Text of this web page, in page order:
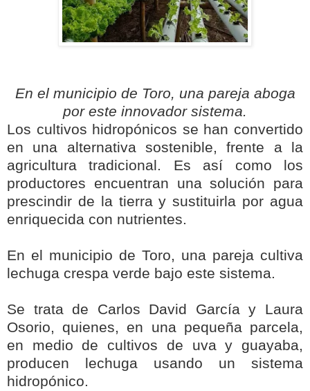
En el municipio de Toro, una pareja aboga
por este innovador sistema.
Los cultivos hidropónicos se han convertido
en una alternativa sostenible, frente a la
agricultura tradicional. Es así como los
productores encuentran una solución para
prescindir de la tierra y sustituirla por agua
enriquecida con nutrientes.
En el municipio de Toro, una pareja cultiva
lechuga crespa verde bajo este sistema.
Se trata de Carlos David García y Laura
Osorio, quienes, en una pequeña parcela,
en medio de cultivos de uva y guayaba,
producen lechuga usando un sistema
hidropónico.